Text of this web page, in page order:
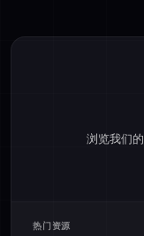
浏览我们的
热门资源